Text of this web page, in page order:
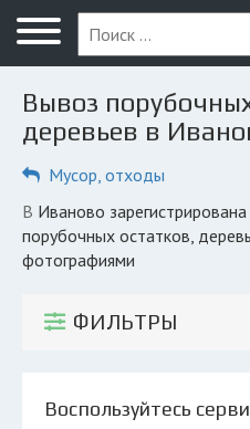
Меню
Главная
Вопрос юристу
Компании
КОМПАНИЯМ
© 2026 Все права защищены
Вывоз
деревьев в
Мусор, отходы
в Иваново зарегистрирована 31 компания по вывозу
порубочных остатков,
фотографиями
ФИЛЬТРЫ
Воспользуйтесь